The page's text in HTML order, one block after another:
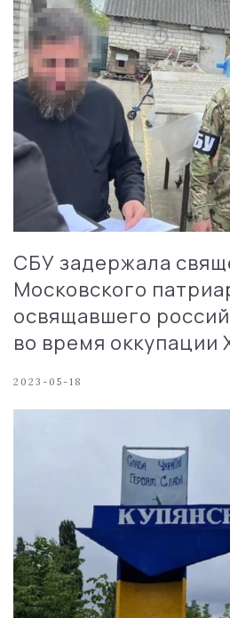
СБУ задержала
Московского
освящавшего
во время оккупации
2023-05-18